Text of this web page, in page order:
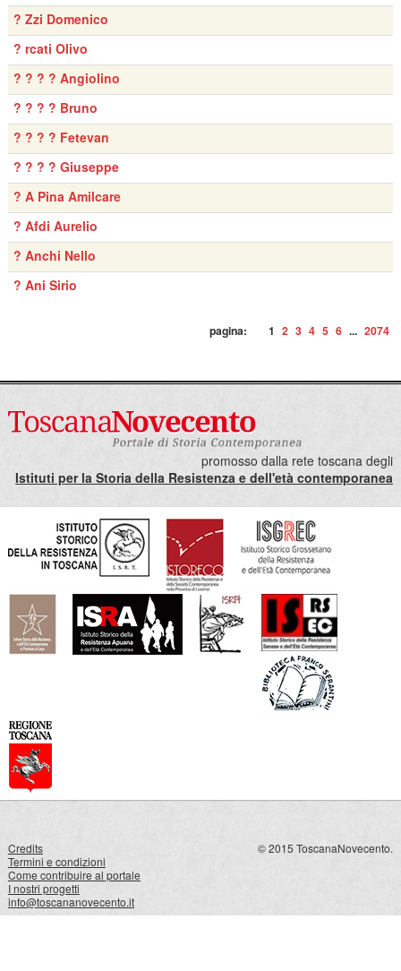
? Zzi Domenico
? rcati Olivo
? ? ? ? Angiolino
? ? ? ? Bruno
? ? ? ? Fetevan
? ? ? ? Giuseppe
? A Pina Amilcare
? Afdi Aurelio
? Anchi Nello
? Ani Sirio
pagina: 1 2 3 4 5 6 ... 2074
promosso dalla rete toscana degli
Istituti per la Storia della Resistenza e dell'età contemporanea
Credits
Termini e condizioni
Come contribuire al portale
I nostri progetti
info@toscananovecento.it
© 2015 ToscanaNovecento.